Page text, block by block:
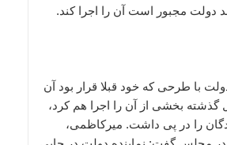
دولت مجبور است آن را اجرا کند.
با طرحی که خود قبلا قرار بود آن
گذشته بخشی از آن را اجرا هم کرد،
را در پی داشت. میرکاظمی،